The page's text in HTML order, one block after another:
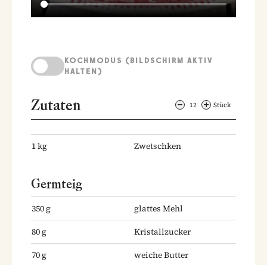
KOCHMODUS (BILDSCHIRM AKTIV
HALTEN)
Zutaten 12 Stück
1kg Zwetschken
Germteig
350g
glattes Mehl
80g
Kristallzucker
70g
weiche Butter